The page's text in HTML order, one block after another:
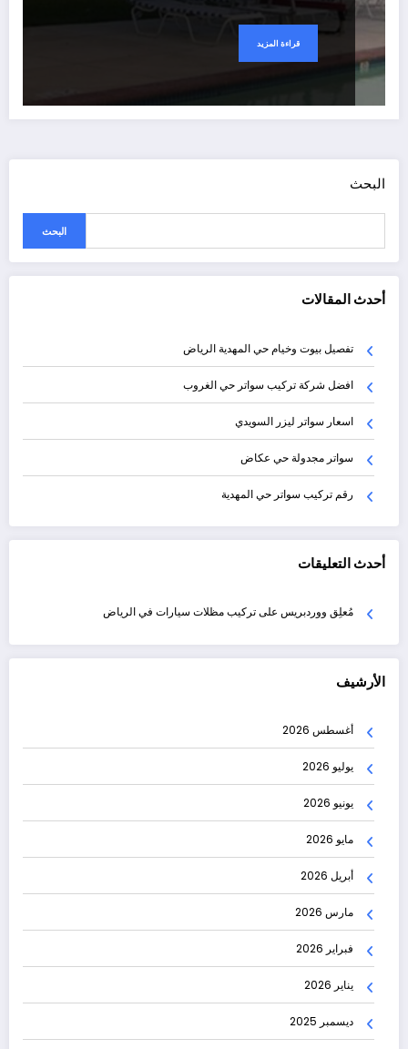
قراءة المزيد
البحث
البحث
أحدث المقالات
تفصيل بيوت وخيام حي المهدية الرياض
افضل شركة تركيب سواتر حي الغروب
اسعار سواتر ليزر السويدي
سواتر مجدولة حي عكاض
رقم تركيب سواتر حي المهدية
أحدث التعليقات
مُعلِق ووردبريس علىتركيب مظلات سيارات في الرياض
الأرشيف
أغسطس 2026
يوليو 2026
يونيو 2026
مايو 2026
أبريل 2026
مارس 2026
فبراير 2026
يناير 2026
ديسمبر 2025